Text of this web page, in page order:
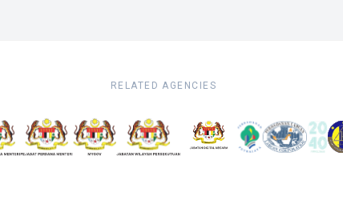
RELATED AGENCIES